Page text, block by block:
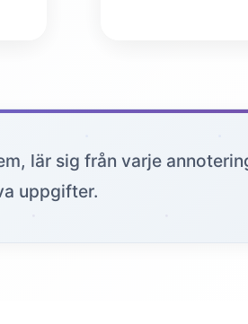
lär sig från varje
uppgifter.